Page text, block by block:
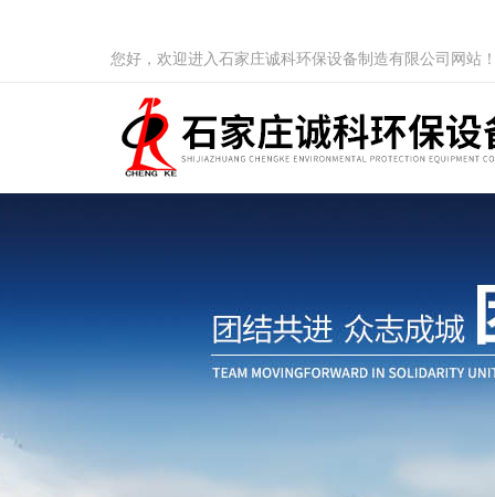
您好，欢迎进入石家庄诚科环保设备制造有限公司网站